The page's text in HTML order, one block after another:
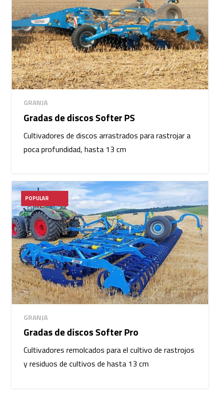
GRANJA
Gradas de discos Softer PS
Cultivadores de discos arrastrados para rastrojar a
poca profundidad, hasta 13 cm
POPULAR
GRANJA
Gradas de discos Softer Pro
Cultivadores remolcados para el cultivo de rastrojos
y residuos de cultivos de hasta 13 cm